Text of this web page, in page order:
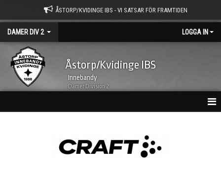
ÅSTORP/KVIDINGE IBS - VI SATSAR FÖR FRAMTIDEN
DAMER DIV 2 LOGGA IN
Åstorp/Kvidinge IBS
Innebandy
Damer Division 2